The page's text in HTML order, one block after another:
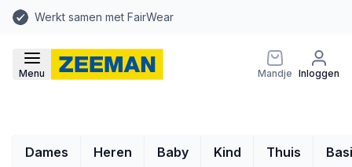
Werkt samen met FairWear
Menu Mandje Inloggen
Dames Heren Baby Kind Thuis